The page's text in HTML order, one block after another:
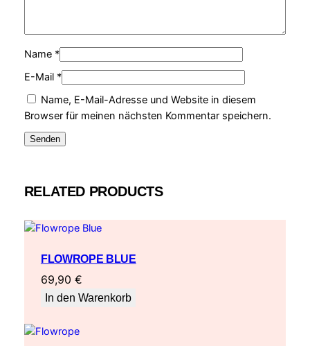
Name *
E-Mail *
Name, E-Mail-Adresse und Website in diesem
Browser für meinen nächsten Kommentar speichern.
RELATED PRODUCTS
FLOWROPE BLUE
69,90 €
In den Warenkorb